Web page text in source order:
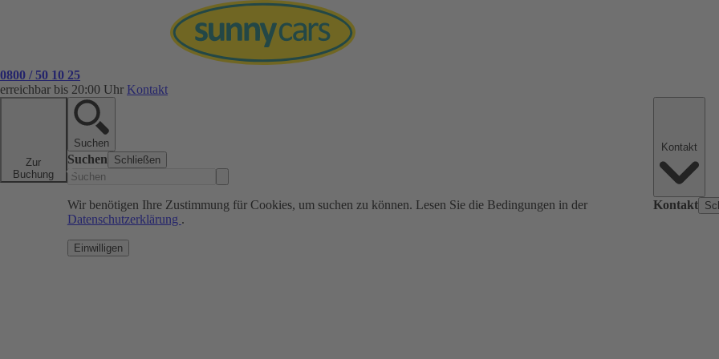
0800 / 50 10 25
erreichbar bis 20:00 Uhr Kontakt
Zur
Buchung
Suchen
Suchen Schließen
Wir benötigen Ihre Zustimmung für Cookies, um suchen zu können. Lesen Sie die Bedingungen in der
Datenschutzerklärung .
Einwilligen
Kontakt